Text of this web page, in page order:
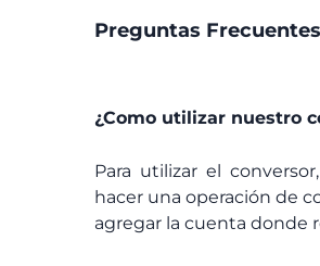
Preguntas
¿Como utilizar nuestro
Para utilizar el
hacer una operación de
agregar la cuenta donde